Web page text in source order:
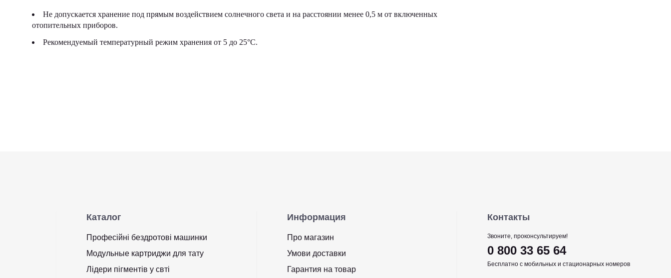
Не допускается хранение под прямым воздействием солнечного света и на расстоянии менее 0,5 м от включенных
отопительных приборов.
Рекомендуемый температурный режим хранения от 5 до 25°С.
Каталог
Професійні бездротові машинки
Модульные картриджи для тату
Лідери пігментів у свті
Информация
Про магазин
Умови доставки
Гарантия на товар
Контакты
Звоните, проконсультируем!
0 800 33 65 64
Бесплатно с мобильных и стационарных номеров